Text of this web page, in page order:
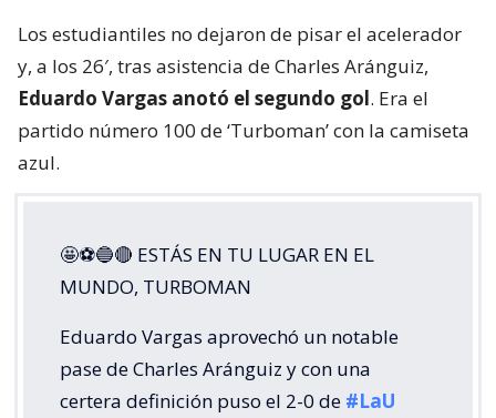
Los estudiantiles no dejaron de pisar el acelerador
y, a los 26′, tras asistencia de Charles Aránguiz,
Eduardo Vargas anotó el segundo gol. Era el
partido número 100 de ‘Turboman’ con la camiseta
azul.
🤩⚽🔵🔴 ESTÁS EN TU LUGAR EN EL
MUNDO, TURBOMAN
Eduardo Vargas aprovechó un notable
pase de Charles Aránguiz y con una
certera definición puso el 2-0 de #LaU